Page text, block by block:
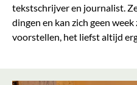
tekstschrijver en journalist.
dingen en kan zich geen
voorstellen, het liefst altijd